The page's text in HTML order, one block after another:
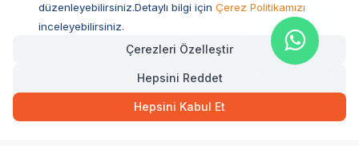
246,00TL Hızlı Teslimat
SEPETE EKLE
Müşteri Hizmetleri
Sıkça Sorulan Sorular
Ovacık Mah. Hacıoğlu Sok. No:13 Başiskele / KOCAELİ
Müşteri Destek Hattı
düzenleyebilirsiniz.Detaylı bilgi için Çerez Politikamızı
inceleyebilirsiniz.
Çerezleri Özelleştir
Hepsini Reddet
Hepsini Kabul Et